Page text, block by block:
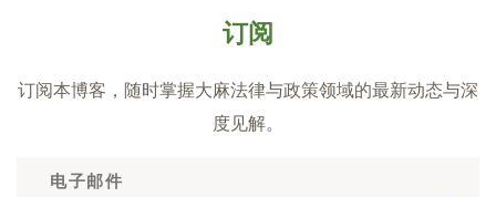
订阅
订阅本博客，随时掌握大麻法律与政策领域的最新动态与深
度见解。